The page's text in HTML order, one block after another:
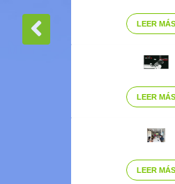
LEER MÁS
LEER MÁS
LEER MÁS